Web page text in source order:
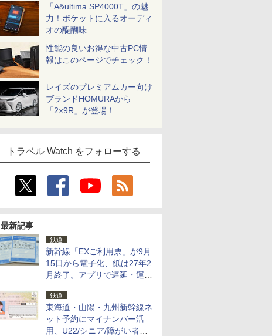
「A&ultima SP4000T」の魅
力！ポケットに入るオーディ
オの醍醐味
性能の良いお得な中古PC情
報はこのページでチェック！
レイズのプレミアムカー向け
ブランドHOMURAから
「2×9R」が登場！
トラベル Watch をフォローする
最新記事
鉄道
新幹線「EXご利用票」が9月
15日から電子化、紙は27年2
月終了。アプリで遅延・運休
も確認可能に
鉄道
東海道・山陽・九州新幹線ネ
ット予約にマイナンバー活
用、U22/シニア/障がい者割